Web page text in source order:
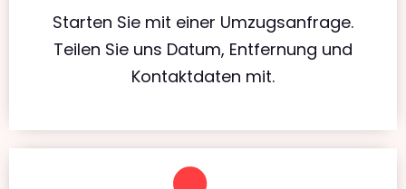
Starten Sie mit einer Umzugsanfrage.
Teilen Sie uns Datum, Entfernung und
Kontaktdaten mit.